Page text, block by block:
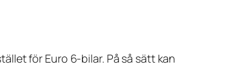
för Euro 6-bilar. På så sätt kan